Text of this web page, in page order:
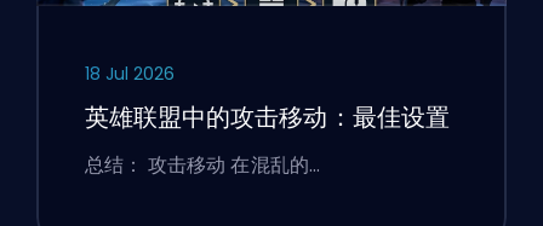
18 Jul 2026
英雄联盟中的攻击移动：最佳设置
总结： 攻击移动 在混乱的…